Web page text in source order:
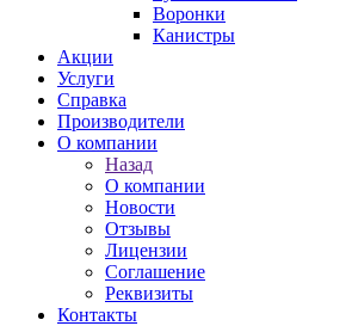
Воронки
Канистры
Акции
Услуги
Справка
Производители
О компании
Назад
О компании
Новости
Отзывы
Лицензии
Соглашение
Реквизиты
Контакты